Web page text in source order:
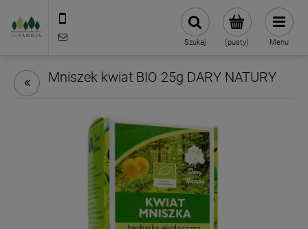
(pusty)
Szukaj Menu
Mniszek kwiat BIO 25g DARY NATURY